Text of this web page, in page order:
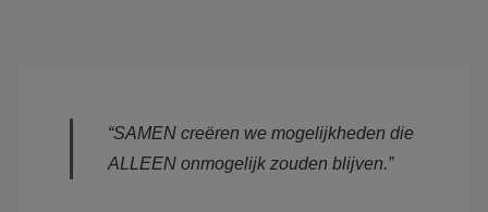
“SAMEN creëren we mogelijkheden die
ALLEEN onmogelijk zouden blijven.”